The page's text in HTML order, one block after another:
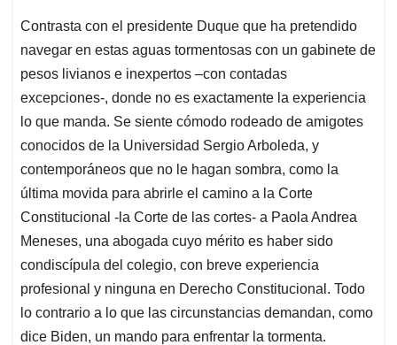
Contrasta con el presidente Duque que ha pretendido
navegar en estas aguas tormentosas con un gabinete de
pesos livianos e inexpertos –con contadas
excepciones-, donde no es exactamente la experiencia
lo que manda. Se siente cómodo rodeado de amigotes
conocidos de la Universidad Sergio Arboleda, y
contemporáneos que no le hagan sombra, como la
última movida para abrirle el camino a la Corte
Constitucional -la Corte de las cortes- a Paola Andrea
Meneses, una abogada cuyo mérito es haber sido
condiscípula del colegio, con breve experiencia
profesional y ninguna en Derecho Constitucional. Todo
lo contrario a lo que las circunstancias demandan, como
dice Biden, un mando para enfrentar la tormenta.